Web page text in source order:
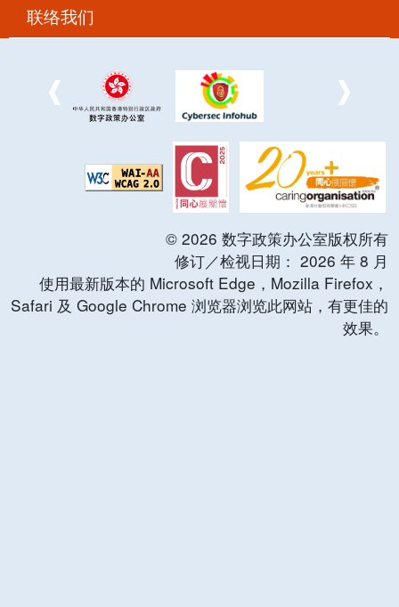
联络我们
© 2026 数字政策办公室版权所有
修订／检视日期： 2026 年 8 月
使用最新版本的 Microsoft Edge，Mozilla Firefox，
Safari 及 Google Chrome 浏览器浏览此网站，有更佳的
效果。